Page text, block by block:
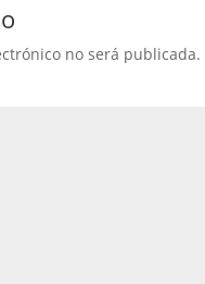
no será publicada.